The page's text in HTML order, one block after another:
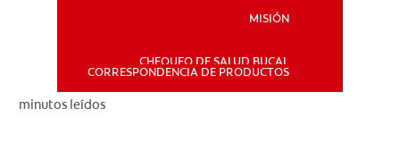
MISIÓN
CHEQUEO DE SALUD BUCAL
CORRESPONDENCIA DE PRODUCTOS
minutos leídos